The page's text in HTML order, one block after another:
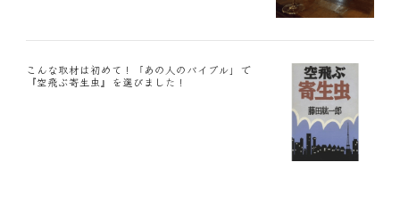
こんな取材は初めて！「あの人のバイブル」で
『空飛ぶ寄生虫』を選びました！